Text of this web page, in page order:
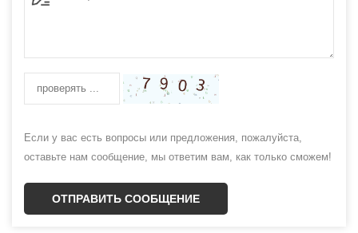
Если у вас есть вопросы или предложения, пожалуйста,
оставьте нам сообщение, мы ответим вам, как только сможем!
ОТПРАВИТЬ СООБЩЕНИЕ